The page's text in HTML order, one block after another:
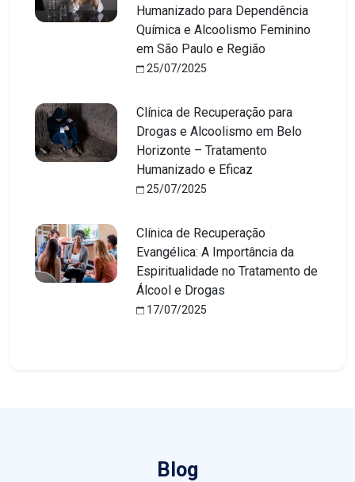
Humanizado para Dependência
Química e Alcoolismo Feminino
em São Paulo e Região
25/07/2025
Clínica de Recuperação para
Drogas e Alcoolismo em Belo
Horizonte – Tratamento
Humanizado e Eficaz
25/07/2025
Clínica de Recuperação
Evangélica: A Importância da
Espiritualidade no Tratamento de
Álcool e Drogas
17/07/2025
Blog